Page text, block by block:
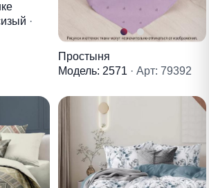
·
Простыня
Модель: 2571 · Арт: 79392